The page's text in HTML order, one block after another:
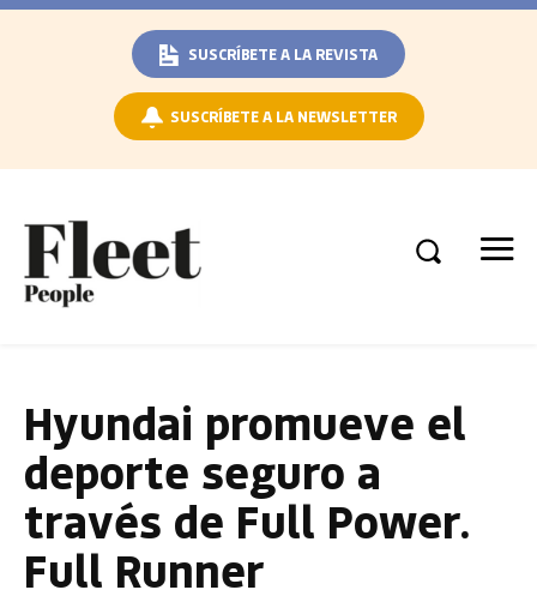
SUSCRÍBETE A LA REVISTA
SUSCRÍBETE A LA NEWSLETTER
Hyundai promueve el
deporte seguro a
través de Full Power.
Full Runner